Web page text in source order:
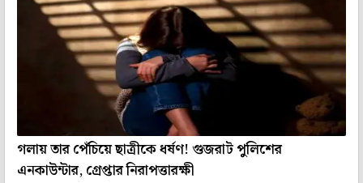
গলায় তার পেঁচিয়ে ছাত্রীকে ধর্ষণ! গুজরাট পুলিশের
এনকাউন্টার, গ্রেপ্তার নিরাপত্তারক্ষী